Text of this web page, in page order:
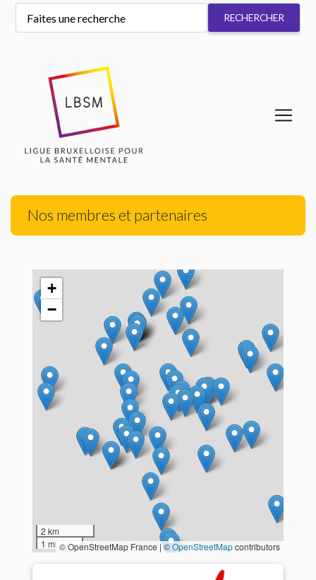
Nos membres et partenaires
+
−
2 km
1 mi © OpenStreetMap France | ©OpenStreetMapcontributors